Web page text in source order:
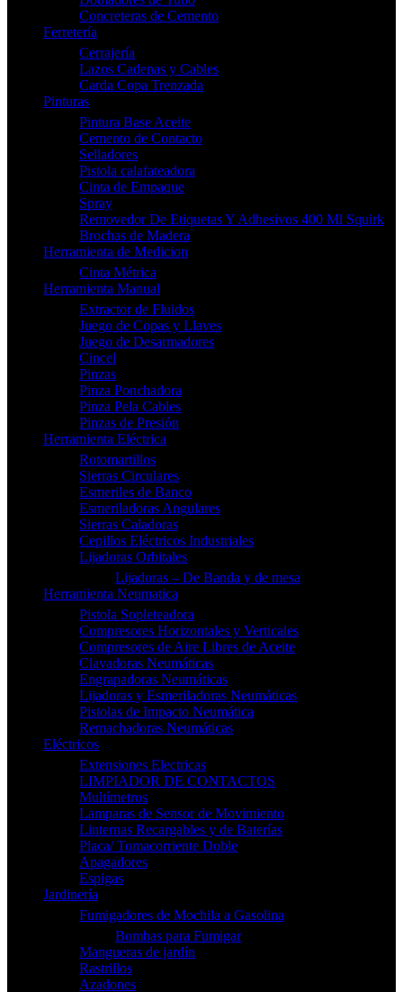
Concreteras de Cemento
Ferretería
Cerrajería
Lazos Cadenas y Cables
Carda Copa Trenzada
Pinturas
Pintura Base Aceite
Cemento de Contacto
Selladores
Pistola calafateadora
Cinta de Empaque
Spray
Removedor De Etiquetas Y Adhesivos 400 Ml Squirk
Brochas de Madera
Herramienta de Medicion
Cinta Métrica
Herramienta Manual
Extractor de Fluidos
Juego de Copas y Llaves
Juego de Desarmadores
Cincel
Pinzas
Pinza Ponchadora
Pinza Pela Cables
Pinzas de Presión
Herramienta Eléctrica
Rotomartillos
Sierras Circulares
Esmeriles de Banco
Esmeriladoras Angulares
Sierras Caladoras
Cepillos Eléctricos Industriales
Lijadoras Orbitales
Lijadoras – De Banda y de mesa
Herramienta Neumatica
Pistola Sopleteadora
Compresores Horizontales y Verticales
Compresores de Aire Libres de Aceite
Clavadoras Neumáticas
Engrapadoras Neumáticas
Lijadoras y Esmeriladoras Neumáticas
Pistolas de Impacto Neumática
Remachadoras Neumáticas
Eléctricos
Extensiones Electricas
LIMPIADOR DE CONTACTOS
Multímetros
Lamparas de Sensor de Movimiento
Linternas Recargables y de Baterías
Placa/ Tomacorriente Doble
Apagadores
Espigas
Jardinería
Fumigadores de Mochila a Gasolina
Bombas para Fumigar
Mangueras de jardín
Rastrillos
Azadones